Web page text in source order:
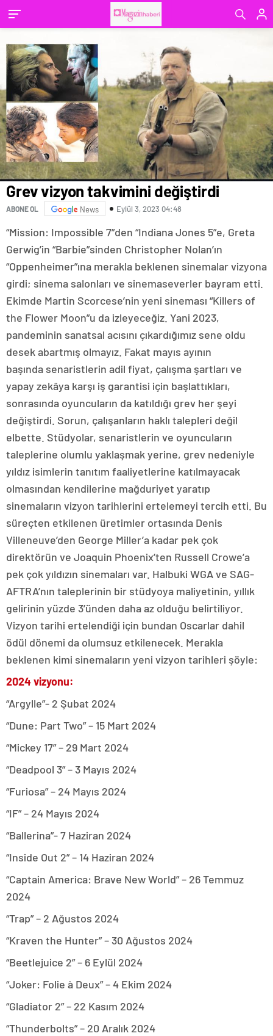
Grev vizyon takvimini değiştirdi
ABONE OL News Eylül 3, 2023 04:48
“Mission: Impossible 7”den “Indiana Jones 5”e, Greta
Gerwig’in “Barbie”sinden Christopher Nolan’ın
“Oppenheimer”ına merakla beklenen sinemalar vizyona
girdi; sinema salonları ve sinemaseverler bayram etti.
Ekimde Martin Scorcese’nin yeni sineması “Killers of
the Flower Moon”u da izleyeceğiz. Yani 2023,
pandeminin sanatsal acısını çıkardığımız sene oldu
desek abartmış olmayız. Fakat mayıs ayının
başında senaristlerin adil fiyat, çalışma şartları ve
yapay zekâya karşı iş garantisi için başlattıkları,
sonrasında oyuncuların da katıldığı grev her şeyi
değiştirdi. Sorun, çalışanların haklı talepleri değil
elbette. Stüdyolar, senaristlerin ve oyuncuların
taleplerine olumlu yaklaşmak yerine, grev nedeniyle
yıldız isimlerin tanıtım faaliyetlerine katılmayacak
olmasından kendilerine mağduriyet yaratıp
sinemaların vizyon tarihlerini ertelemeyi tercih etti. Bu
süreçten etkilenen üretimler ortasında Denis
Villeneuve’den George Miller’a kadar pek çok
direktörün ve Joaquin Phoenix’ten Russell Crowe’a
pek çok yıldızın sinemaları var. Halbuki WGA ve SAG-
AFTRA’nın taleplerinin bir stüdyoya maliyetinin, yıllık
gelirinin yüzde 3’ünden daha az olduğu belirtiliyor.
Vizyon tarihi ertelendiği için bundan Oscarlar dahil
ödül dönemi da olumsuz etkilenecek. Merakla
beklenen kimi sinemaların yeni vizyon tarihleri şöyle:
2024 vizyonu:
“Argylle”- 2 Şubat 2024
“Dune: Part Two” – 15 Mart 2024
“Mickey 17” – 29 Mart 2024
“Deadpool 3” – 3 Mayıs 2024
“Furiosa” – 24 Mayıs 2024
“IF” – 24 Mayıs 2024
“Ballerina”- 7 Haziran 2024
“Inside Out 2” – 14 Haziran 2024
“Captain America: Brave New World” – 26 Temmuz
2024
“Trap” – 2 Ağustos 2024
“Kraven the Hunter” – 30 Ağustos 2024
“Beetlejuice 2” – 6 Eylül 2024
“Joker: Folie à Deux” – 4 Ekim 2024
“Gladiator 2” – 22 Kasım 2024
“Thunderbolts” – 20 Aralık 2024